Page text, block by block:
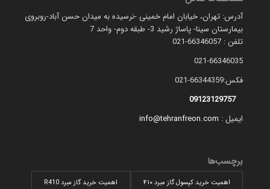
آدرس: تهران، خیابان امام خمینی -نرسیده به میدان حسن آباد-روبروی
بیمارستان سینا- پاساژ رشید 3- طبقه دوم- واحد 7
تلفن : 66346057-021
021-66346035
فکس:66344359-021
09123129757
ایمیل : info@tehranfreon.com
برچسب‌ها
اهمیت خرید کپسول گاز مبرد ۴۱۰ اهمیت خرید گاز مبرد R410